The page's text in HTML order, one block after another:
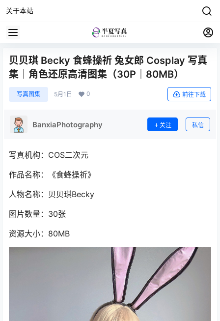
关于本站
贝贝琪 Becky 食蜂操祈 兔女郎 Cosplay 写真
集｜角色还原高清图集（30P｜80MB）
写真图集 5月1日 0 前往下载
BanxiaPhotography 关注 私信
写真机构：COS二次元
作品名称：《食蜂操祈》
人物名称：贝贝琪Becky
图片数量：30张
资源大小：80MB